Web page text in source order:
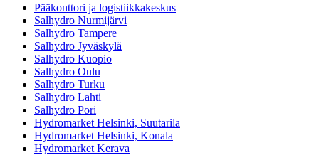
Pääkonttori ja logistiikkakeskus
Salhydro Nurmijärvi
Salhydro Tampere
Salhydro Jyväskylä
Salhydro Kuopio
Salhydro Oulu
Salhydro Turku
Salhydro Lahti
Salhydro Pori
Hydromarket Helsinki, Suutarila
Hydromarket Helsinki, Konala
Hydromarket Kerava